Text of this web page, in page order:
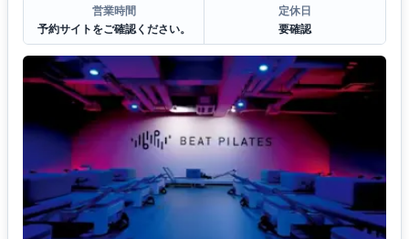
営業時間
予約サイトをご確認ください。
定休日
要確認